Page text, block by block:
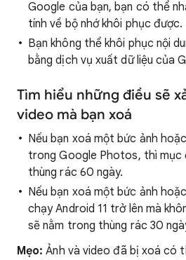
Google của bạn, bạn có thể
tính về bộ nhớ khôi phục được.
Bạn không thể khôi phục nội
bằng dịch vụ xuất dữ liệu của
Tìm hiểu những điều sẽ
video mà bạn xoá
Nếu bạn xoá một bức ảnh
trong Google Photos, thì mục
thùng rác 60 ngày.
Nếu bạn xoá một bức ảnh
chạy Android 11 trở lên mà
sẽ nằm trong thùng rác 30
Mẹo:Ảnh và video đã bị xoá có